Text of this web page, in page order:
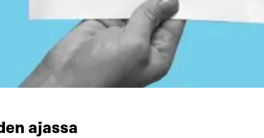
ajassa